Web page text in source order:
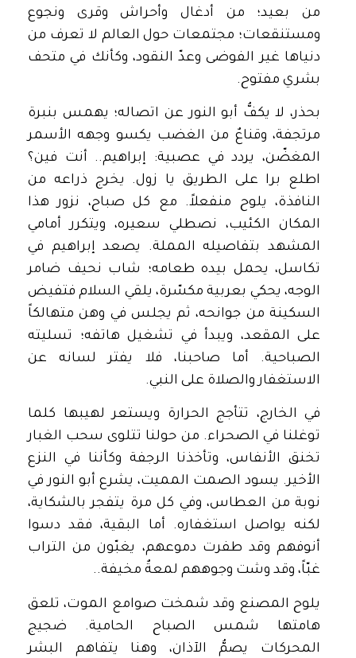
من بعيد؛ من أدغال وأحراش وقرى ونجوع
ومستنقعات؛ مجتمعات حول العالم لا تعرف من
دنياها غير الفوضى وعدّ النقود، وكأنك في متحف
بشري مفتوح.
بحذر، لا يكفُّ أبو النور عن اتصاله؛ يهمس بنبرة
مرتجفة، وقناعٌ من الغضب يكسو وجهه الأسمر
المغضّن، يردد في عصبية: إبراهيم.. أنت فين؟
اطلع برا على الطريق يا زول. يخرج ذراعه من
النافذة، يلوح منفعلاً. مع كل صباح، نزور هذا
المكان الكئيب، نصطلي سعيره، ويتكرر أمامي
المشهد بتفاصيله المملة. يصعد إبراهيم في
تكاسل، يحمل بيده طعامه؛ شاب نحيف ضامر
الوجه، يحكي بعربية مكسّرة، يلقي السلام فتفيض
السكينة من جوانحه، ثم يجلس في وهن متهالكاً
على المقعد، ويبدأ في تشغيل هاتفه؛ تسليته
الصباحية. أما صاحبنا، فلا يفتر لسانه عن
الاستغفار والصلاة على النبي.
في الخارج، تتأجج الحرارة ويستعر لهيبها كلما
توغلنا في الصحراء. من حولنا تتلوى سحب الغبار
تخنق الأنفاس، وتأخذنا الرجفة وكأننا في النزع
الأخير. يسود الصمت المميت، يشرع أبو النور في
نوبة من العطاس، وفي كل مرة يتفجر بالشكاية،
لكنه يواصل استغفاره. أما البقية، فقد دسوا
أنوفهم وقد طفرت دموعهم، يغبّون من التراب
غبّاً، وقد وشت وجوههم لمعةٌ مخيفة..
يلوح المصنع وقد شمخت صوامع الموت، تلعق
هامتها شمس الصباح الحامية. ضجيج
المحركات يصمُّ الآذان، وهنا يتفاهم البشر